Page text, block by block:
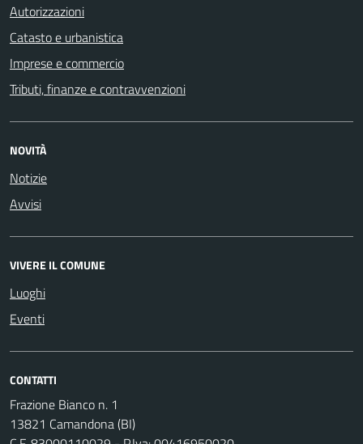
Autorizzazioni
Catasto e urbanistica
Imprese e commercio
Tributi, finanze e contravvenzioni
NOVITÀ
Notizie
Avvisi
VIVERE IL COMUNE
Luoghi
Eventi
CONTATTI
Frazione Bianco n. 1
13821 Camandona (BI)